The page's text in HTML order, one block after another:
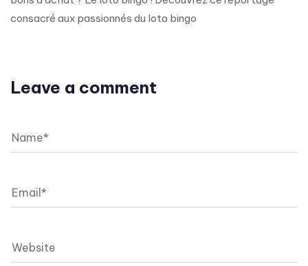
consacré aux passionnés du loto bingo
Leave a comment